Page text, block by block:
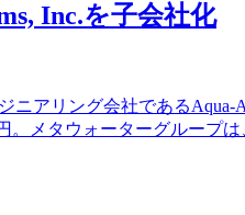
Inc.を子会社化
アリング会社であるAqua-
メタウォーターグループ